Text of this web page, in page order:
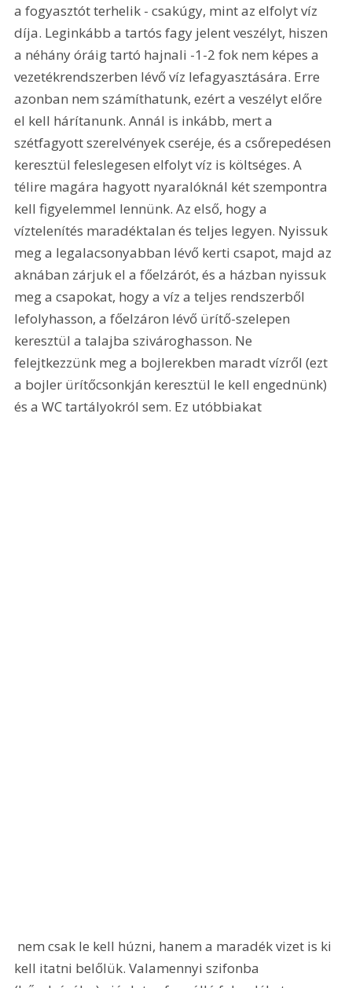
a fogyasztót terhelik - csakúgy, mint az elfolyt víz
díja. Leginkább a tartós fagy jelent veszélyt, hiszen
a néhány óráig tartó hajnali -1-2 fok nem képes a
vezetékrendszerben lévő víz lefagyasztására. Erre
azonban nem számíthatunk, ezért a veszélyt előre
el kell hárítanunk. Annál is inkább, mert a
szétfagyott szerelvények cseréje, és a csőrepedésen
keresztül feleslegesen elfolyt víz is költséges. A
télire magára hagyott nyaralóknál két szempontra
kell figyelemmel lennünk. Az első, hogy a
víztelenítés maradéktalan és teljes legyen. Nyissuk
meg a legalacsonyabban lévő kerti csapot, majd az
aknában zárjuk el a főelzárót, és a házban nyissuk
meg a csapokat, hogy a víz a teljes rendszerből
lefolyhasson, a főelzáron lévő ürítő-szelepen
keresztül a talajba szivároghasson. Ne
felejtkezzünk meg a bojlerekben maradt vízről (ezt
a bojler ürítőcsonkján keresztül le kell engednünk)
és a WC tartályokról sem. Ez utóbbiakat
kell itatni belőlük. Valamennyi szifonba